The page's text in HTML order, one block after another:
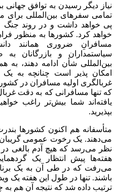
نیاز دیگر رسیدن به توافق
تمامی سفرهای بین‌المللی برای
پی خواهد داشت و در روند جنگ
خواهد کرد. کشورها به منظور
مسافرانِ ضروری همانند
سیاستمداران و بازرگانان
بین‌المللی شأن ادامه دهند، به
امکان پذیر است چنانچه به
غربالگری اولیه مسافران در
که تنها مسافرانی که به دقت غربال
یافته‌اند شما بیش‌تر راغب
بپذیرید.
متأسفانه هم اکنون کشورها
می‌دهند. یک رخوت عمومی
نظر می‌رسد که هیچ آدم بالغی
هفته‌ها پیش انتظار یک
می‌رفت که در طی آن به یک
ترتیب داده شد که نتیجه آن هم به